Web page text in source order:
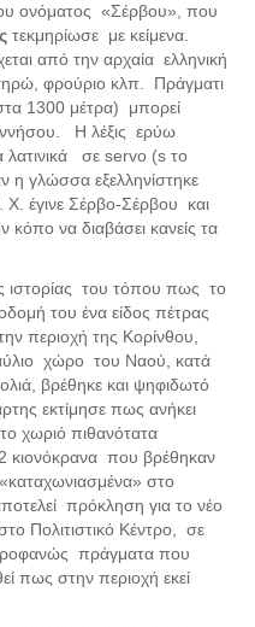
ονόματος «Σέρβου», που
τεκμηρίωσε με κείμενα.
από την αρχαία ελληνική
φρούριο κλπ. Πράγματι
1300 μέτρα) μπορεί
Η λέξις ερύω
λατινικά σε servo (s το
η γλώσσα εξελληνίστηκε
Χ. έγινε Σέρβο-Σέρβου και
κόπο να διαβάσει κανείς τα
ιστορίας του τόπου πως τo
του ένα είδος πέτρας
περιοχή της Κορίνθου,
χώρο του Ναού, κατά
βρέθηκε και ψηφιδωτό
εκτίμησε πως ανήκει
χωριό πιθανότατα
κιονόκρανα που βρέθηκαν
στο
πρόκληση για το νέο
Πολιτιστικό Κέντρο, σε
πράγματα που
πως στην περιοχή εκεί